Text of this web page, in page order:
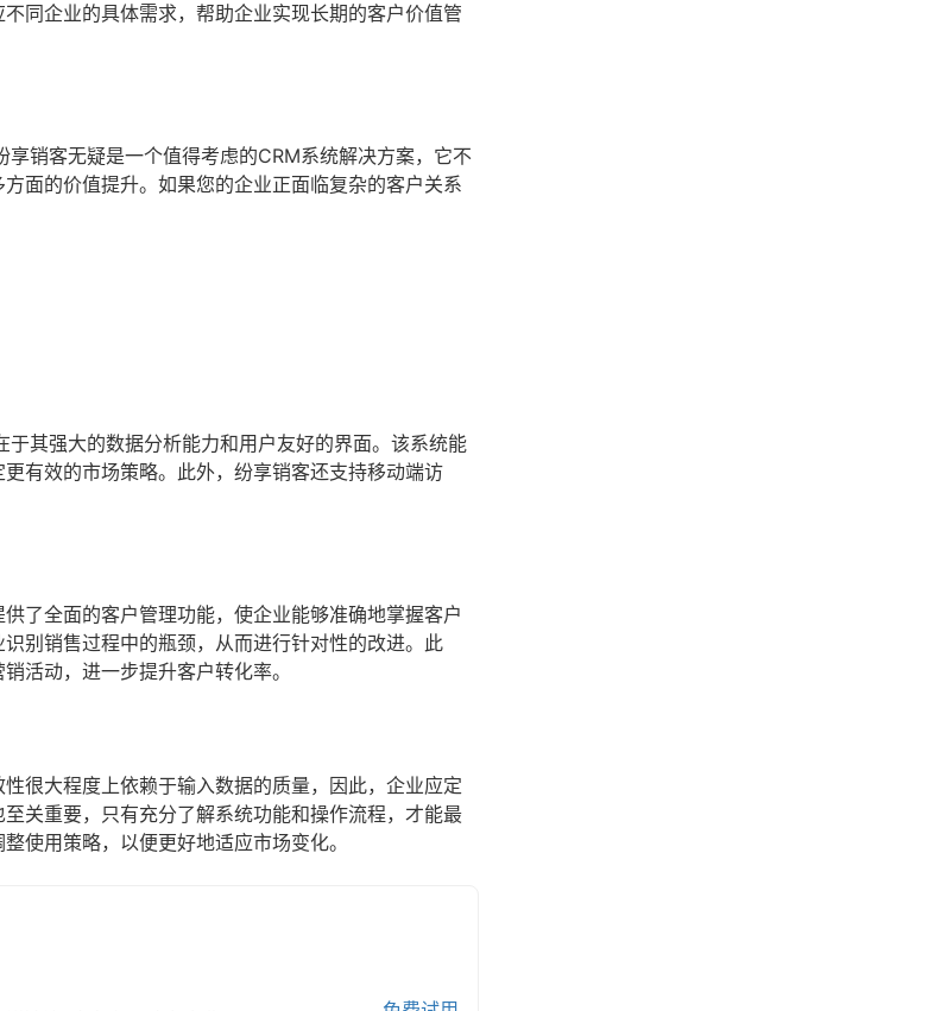
同企业的具体需求，帮助企业实现长期的客户价值管
销客无疑是一个值得考虑的CRM系统解决方案，它不
面的价值提升。如果您的企业正面临复杂的客户关系
其强大的数据分析能力和用户友好的界面。该系统能
有效的市场策略。此外，纷享销客还支持移动端访
了全面的客户管理功能，使企业能够准确地掌握客户
别销售过程中的瓶颈，从而进行针对性的改进。此
活动，进一步提升客户转化率。
很大程度上依赖于输入数据的质量，因此，企业应定
关重要，只有充分了解系统功能和操作流程，才能最
使用策略，以便更好地适应市场变化。